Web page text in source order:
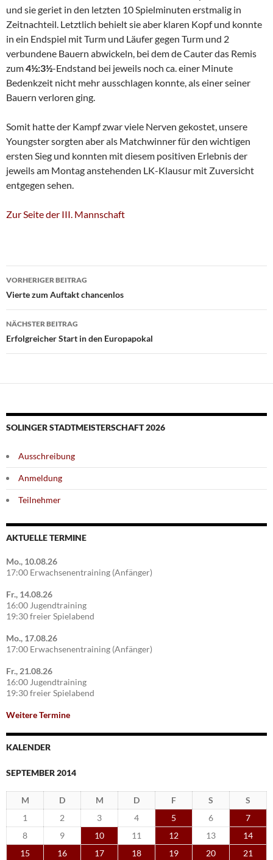
und sie geriet in den letzten 10 Spielminuten erstmalig in
Zeitnachteil. Letztlich behielt sie aber klaren Kopf und konnte
in ein Endspiel mit Turm und Läufer gegen Turm und 2
verbundene Bauern abwickeln, bei dem de Cauter das Remis
zum4½:3½-Endstand bei jeweils noch ca. einer Minute
Bedenkzeit nicht mehr ausschlagen konnte, als einer seiner
Bauern verloren ging.
Somit hatte der Kampf zwar viele Nerven gekostet, unsere
Youngster sorgten aber als Matchwinner für den wichtigen
ersten Sieg und konnten mit diesem positiven Erlebnis der
jeweils am Montag anstehenden LK-Klausur mit Zuversicht
entgegen sehen.
Zur Seite der III. Mannschaft
Beitragsnavigation
VORHERIGER BEITRAG
Vierte zum Auftakt chancenlos
NÄCHSTER BEITRAG
Erfolgreicher Start in den Europapokal
SOLINGER STADTMEISTERSCHAFT 2026
Ausschreibung
Anmeldung
Teilnehmer
AKTUELLE TERMINE
Mo., 10.08.26
17:00 Erwachsenentraining (Anfänger)
Fr., 14.08.26
16:00 Jugendtraining
19:30 freier Spielabend
Mo., 17.08.26
17:00 Erwachsenentraining (Anfänger)
Fr., 21.08.26
16:00 Jugendtraining
19:30 freier Spielabend
Weitere Termine
KALENDER
SEPTEMBER 2014
M D M D F S
S
1
2 3 4 5 6
7
8
9 10 11 12 13
14
15
16 17 18 19 20
21